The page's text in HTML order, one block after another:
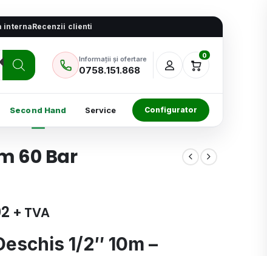
internaRecenzii clienti
Informații și ofertare
0758.151.868
0
Second Hand Service Configurator
60 Bar
+ TVA
1/2″ 10m –